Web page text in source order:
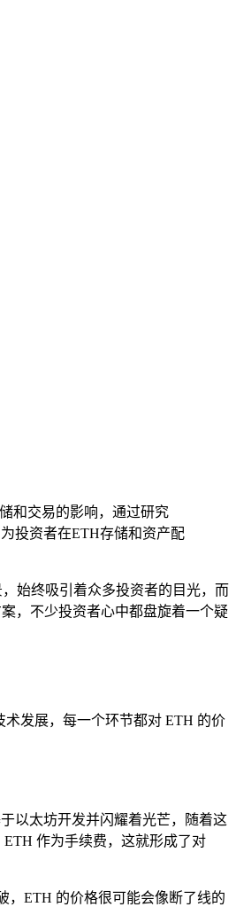
和交易的影响，通过研究
投资者在ETH存储和资产配
始终吸引着众多投资者的目光，而
，不少投资者心中都盘旋着一个疑
发展，每一个环节都对 ETH 的价
以太坊开发并闪耀着光芒，随着这
作为手续费，这就形成了对
，ETH 的价格很可能会像断了线的